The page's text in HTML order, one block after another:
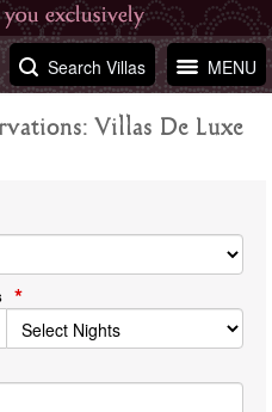
MENU
Search Villas
Villas De Luxe